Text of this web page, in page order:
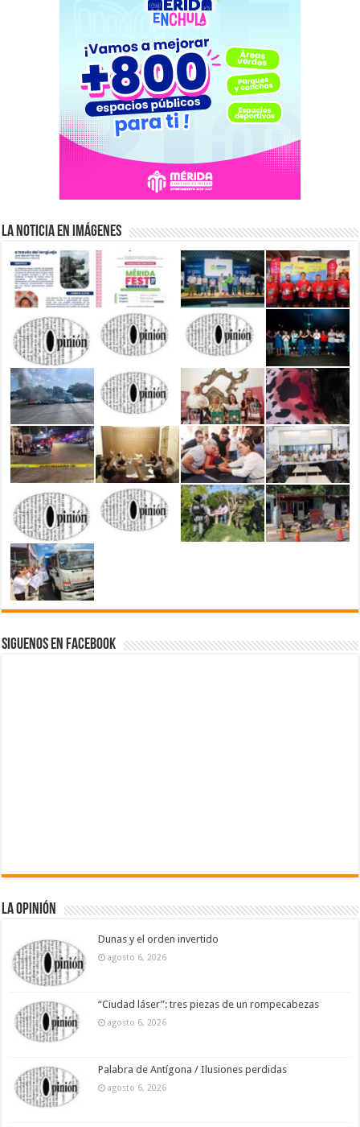
La Noticia en Imágenes
Siguenos en Facebook
La Opinión
Dunas y el orden invertido
agosto 6, 2026
“Ciudad láser”: tres piezas de un rompecabezas
agosto 6, 2026
Palabra de Antígona / Ilusiones perdidas
agosto 6, 2026